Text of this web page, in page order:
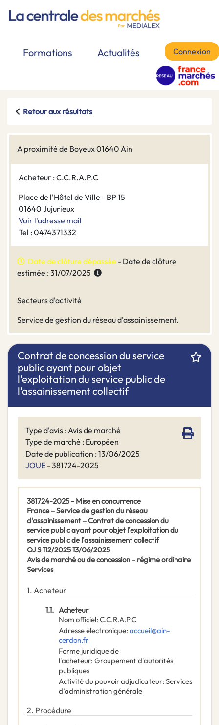
Formations Actualités Connexion
Retour aux résultats
A proximité de Boyeux 01640 Ain
Acheteur : C.C.R.A.P.C
Place de l'Hôtel de Ville - BP 15
01640 Jujurieux
Voir l'adresse mail
Tel : 0474371332
Date de clôture dépassée - Date de clôture
estimée : 31/07/2025
Secteurs d'activité
Service de gestion du réseau d'assainissement.
Contrat de concession du service
public ayant pour objet
l'exploitation du service public de
l'assainissement collectif
Type d'avis : Avis de marché
Type de marché : Européen
Date de publication : 13/06/2025
JOUE - 381724-2025
381724-2025 - Mise en concurrence
France – Service de gestion du réseau
d'assainissement – Contrat de concession du
service public ayant pour objet l'exploitation du
service public de l'assainissement collectif
OJ S 112/2025 13/06/2025
Avis de marché ou de concession – régime ordinaire
Services
1. Acheteur
1.1. Acheteur
Nom officiel: C.C.R.A.P.C
Adresse électronique: accueil@ain-
cerdon.fr
Forme juridique de
l’acheteur: Groupement d’autorités
publiques
Activité du pouvoir adjudicateur: Services
d’administration générale
2. Procédure